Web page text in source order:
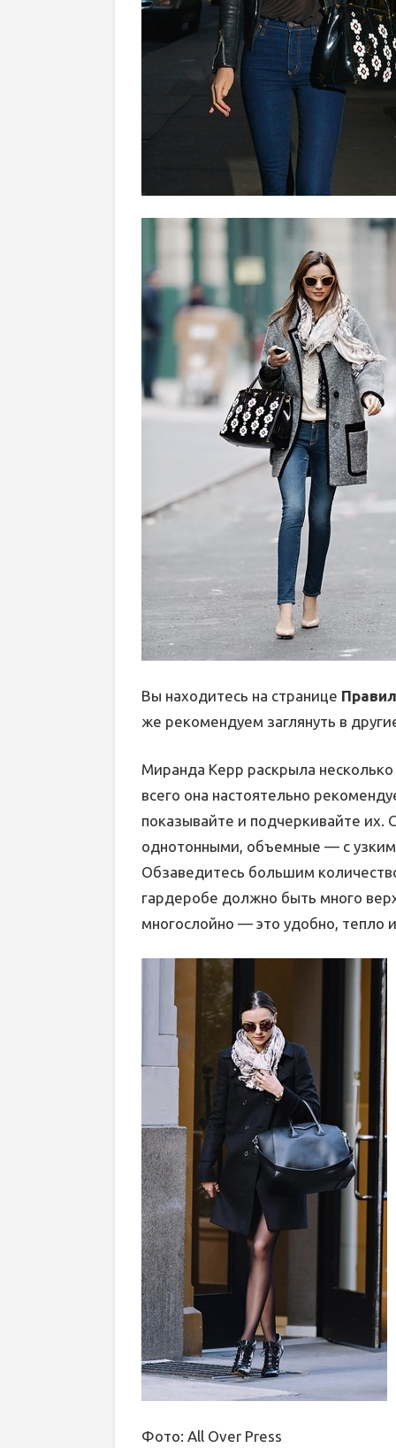
Вы находитесь на странице
же рекомендуем заглянуть в
Миранда Керр раскрыла
всего она настоятельно
показывайте и подчеркивайте
однотонными, объемные — с
Обзаведитесь большим
гардеробе должно быть много
многослойно — это удобно, тепло
Фото: All Over Press